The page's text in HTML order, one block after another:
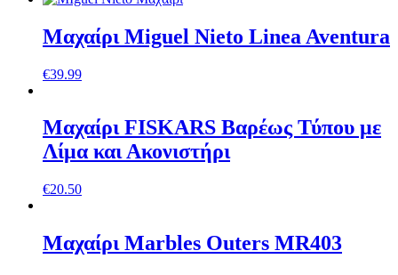
Mαχαίρι Miguel Nieto Linea Aventura
€39.99
Μαχαίρι FISKARS Βαρέως Τύπου με
Λίμα και Ακονιστήρι
€20.50
Μαχαίρι Marbles Outers MR403